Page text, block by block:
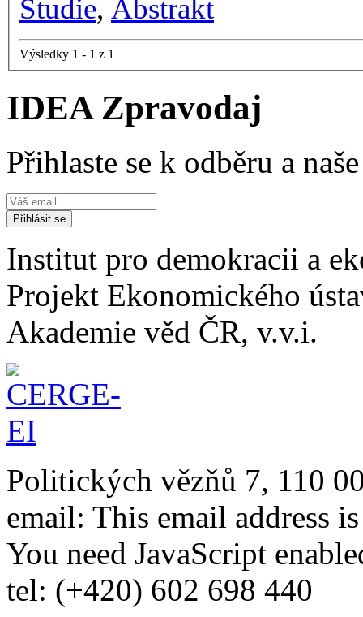
Studie, Abstrakt
Výsledky 1 - 1 z 1
IDEA Zpravodaj
Přihlaste se k odběru a
Institut pro demokracii a
Projekt Ekonomického
Akademie věd ČR, v.v.i.
Politických vězňů 7, 110
email: This email address
You need JavaScript
tel: (+420) 602 698 440